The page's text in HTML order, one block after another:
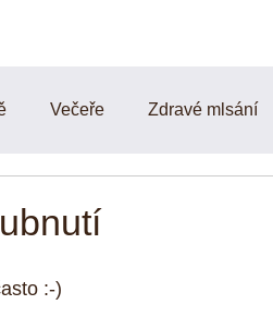
Večeře Zdravé mlsání
články
:-)